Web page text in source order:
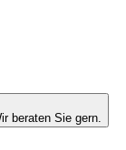
beraten Sie gern.